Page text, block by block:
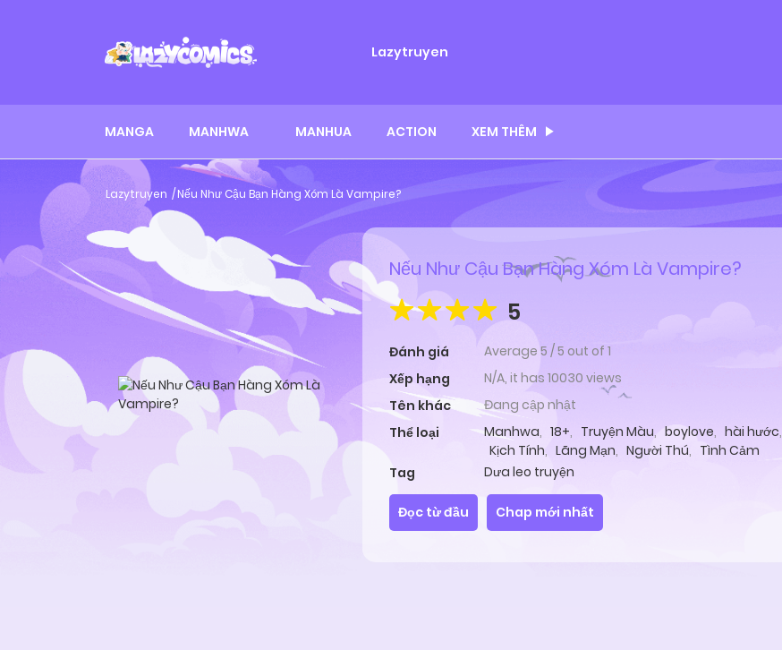
Lazytruyen
MANGA MANHWA MANHUA ACTION XEM THÊM
Lazytruyen Nếu Như Cậu Bạn Hàng Xóm Là Vampire?
Nếu Như Cậu Bạn Hàng Xóm Là Vampire?
5
Đánh giá Average 5 /5 out of 1
Xếp hạng
N/A, it has 10030 views
Tên khác
Đang cập nhật
Thể loại
Manhwa, 18+, Truyện Màu, boylove, hài hước,
Kịch Tính, Lãng Mạn, Người Thú, Tình Cảm
Tag
Dưa leo truyện
Đọc từ đầu Chap mới nhất